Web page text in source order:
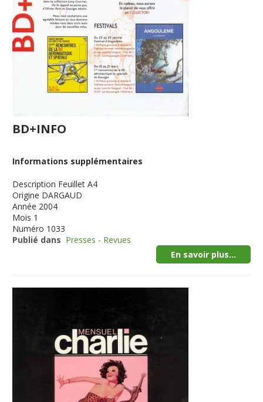
BD+INFO
Informations supplémentaires
Description Feuillet A4
Origine DARGAUD
Année 2004
Mois 1
Numéro 1033
Publié dans Presses - Revues
En savoir plus...